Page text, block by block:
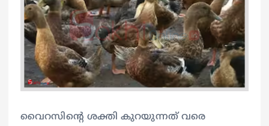
വൈറസിന്‍റെ ശക്തി കുറയുന്നത് വരെ